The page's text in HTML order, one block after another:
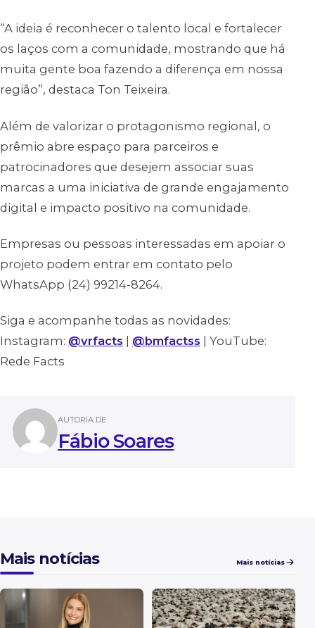
“A ideia é reconhecer o talento local e fortalecer
os laços com a comunidade, mostrando que há
muita gente boa fazendo a diferença em nossa
região”, destaca Ton Teixeira.
Além de valorizar o protagonismo regional, o
prêmio abre espaço para parceiros e
patrocinadores que desejem associar suas
marcas a uma iniciativa de grande engajamento
digital e impacto positivo na comunidade.
Empresas ou pessoas interessadas em apoiar o
projeto podem entrar em contato pelo
WhatsApp (24) 99214-8264.
Siga e acompanhe todas as novidades:
Instagram: @vrfacts @bmfactss | YouTube:
Rede Facts
AUTORIA DE
Fábio Soares
Mais notícias Mais notícias